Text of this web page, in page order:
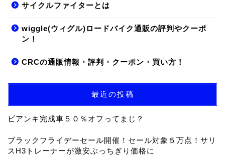
サイクルファイターとは
wiggle(ウィグル)ロードバイク通販の評判やクーポ
ン！
CRCの通販情報・評判・クーポン・買い方！
最近の投稿
ビアンキ完成車５０％オフってまじ？
ブラックフライデーセール開催！セール対象５万点！サリ
スH3トレーナーが激安ぶっちぎり価格に